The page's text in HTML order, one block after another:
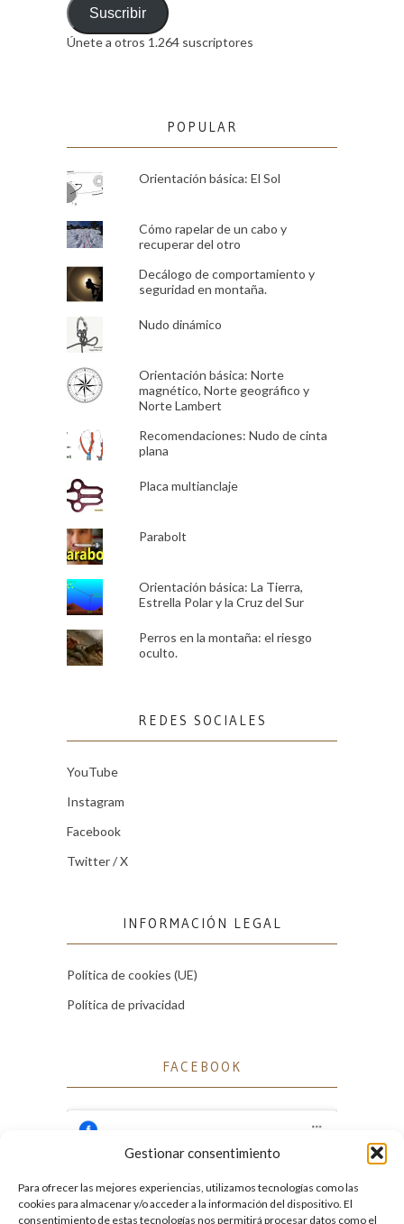
Gestionar consentimiento
Para ofrecer las mejores experiencias, utilizamos tecnologías como las
cookies para almacenar y/o acceder a la información del dispositivo. El
consentimiento de estas tecnologías nos permitirá procesar datos como el
emailSuscribir
Únete a otros 1.264 suscriptores
POPULAR
Orientación básica: El Sol
Cómo rapelar de un cabo y
recuperar del otro
Decálogo de comportamiento y
seguridad en montaña.
Nudo dinámico
Orientación básica: Norte
magnético, Norte geográfico y
Norte Lambert
Recomendaciones: Nudo de cinta
plana
Placa multianclaje
Parabolt
Orientación básica: La Tierra,
Estrella Polar y la Cruz del Sur
Perros en la montaña: el riesgo
oculto.
REDES SOCIALES
YouTube
Instagram
Facebook
Twitter / X
INFORMACIÓN LEGAL
Política de cookies (UE)
Política de privacidad
FACEBOOK
Facebook
Haz clic para aceptar cookies de marketing
y permitir este contenido